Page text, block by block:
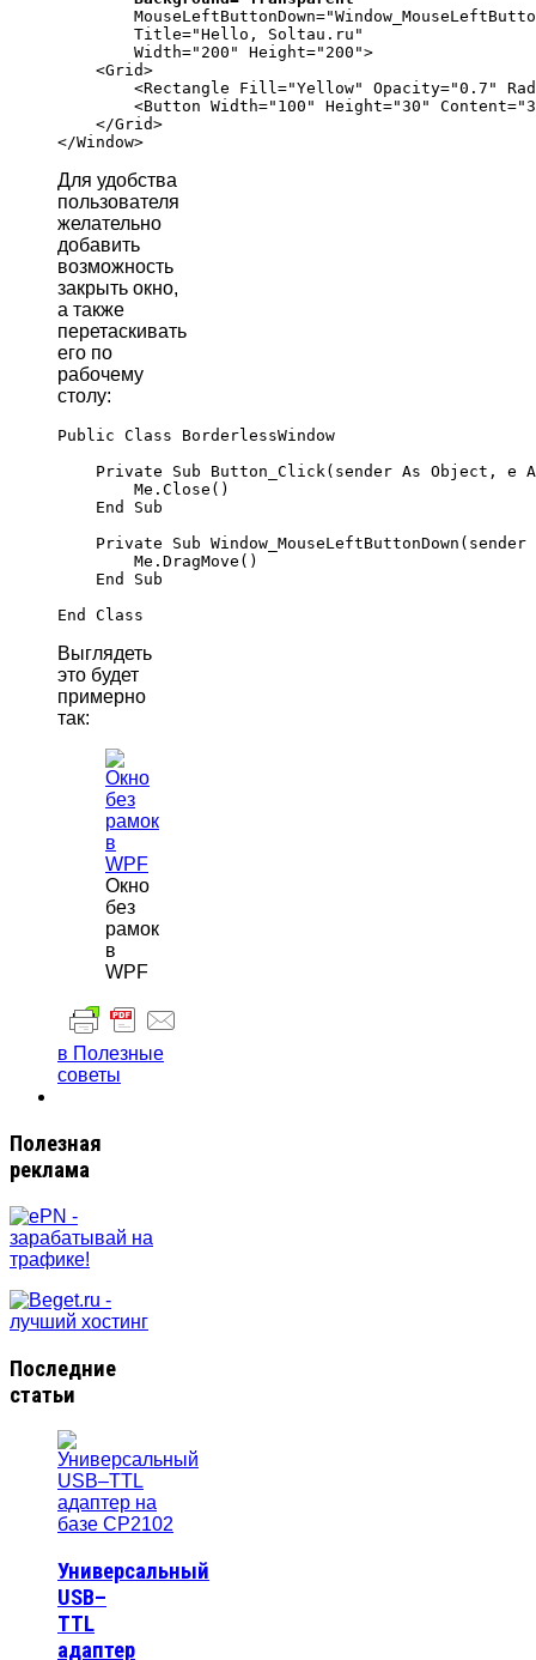
        Title="Hello, Soltau.ru"
        Width="200" Height="200">
    <Grid>
<Rectangle Fill="Yellow" Opacity="0.7"
<Button Width="100" Height="30"
    </Grid>
Для удобства
пользователя
желательно
добавить
возможность
закрыть окно,
а также
перетаскивать
его по
рабочему
столу:
Public Class BorderlessWindow
Private Sub Button_Click(sender As Object, e
        Me.Close()
    End Sub
Private Sub
        Me.DragMove()
    End Sub
Выглядеть
это будет
примерно
так:
Окно
без
рамок
в
WPF
в Полезные
советы
Полезная
реклама
Последние
статьи
Универсальный
USB–
TTL
адаптер